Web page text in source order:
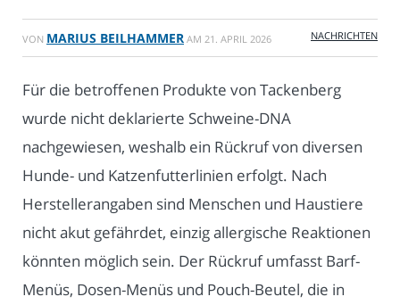
VON MARIUS BEILHAMMER AM 21. APRIL 2026 NACHRICHTEN
Für die betroffenen Produkte von Tackenberg
wurde nicht deklarierte Schweine-DNA
nachgewiesen, weshalb ein Rückruf von diversen
Hunde- und Katzenfutterlinien erfolgt. Nach
Herstellerangaben sind Menschen und Haustiere
nicht akut gefährdet, einzig allergische Reaktionen
könnten möglich sein. Der Rückruf umfasst Barf-
Menüs, Dosen-Menüs und Pouch-Beutel, die in